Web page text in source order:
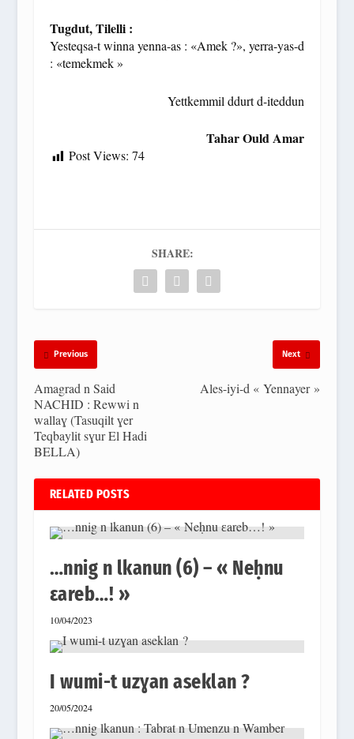
Tugdut, Tilelli :
Yesteqsa-t winna yenna-as : «Amek ?», yerra-yas-d
: «temekmek »
Yettkemmil ddurt d-iteddun
Tahar Ould Amar
Post Views: 74
SHARE:
Previous
Amagrad n Said
NACHID : Rewwi n
wallaɣ (Tasuqilt ɣer
Teqbaylit sɣur El Hadi
BELLA)
Next
Ales-iyi-d « Yennayer »
RELATED POSTS
…nnig n lkanun (6) – « Neḥnu
ɛareb…! »
10/04/2023
I wumi-t uzɣan aseklan ?
20/05/2024